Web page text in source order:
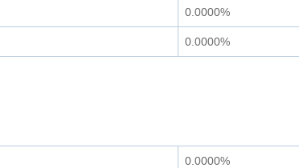
0.0000%
0.0000%
0.0000%